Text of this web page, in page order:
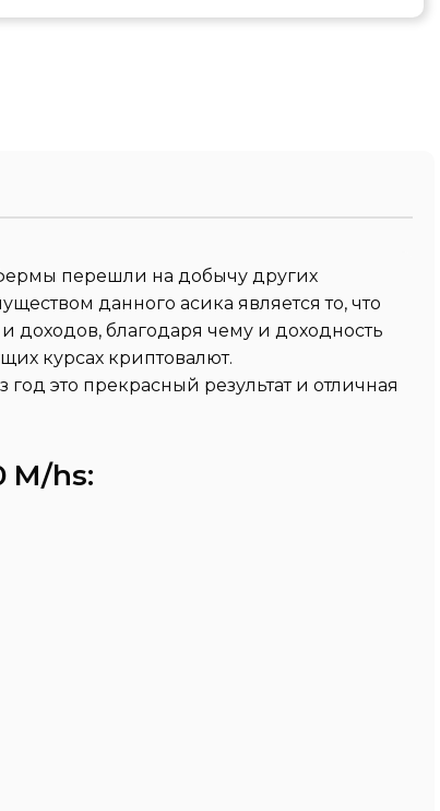
перешли на добычу других
данного асика является то, что
доходов, благодаря чему и доходность
курсах криптовалют.
это прекрасный результат и отличная
M/hs: